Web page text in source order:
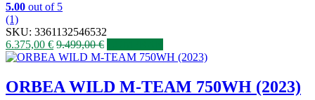
5.00 out of 5
(1)
SKU: 3361132546532
6.375,00 € 9.499,00€
ORBEA WILD M-TEAM 750WH (2023)